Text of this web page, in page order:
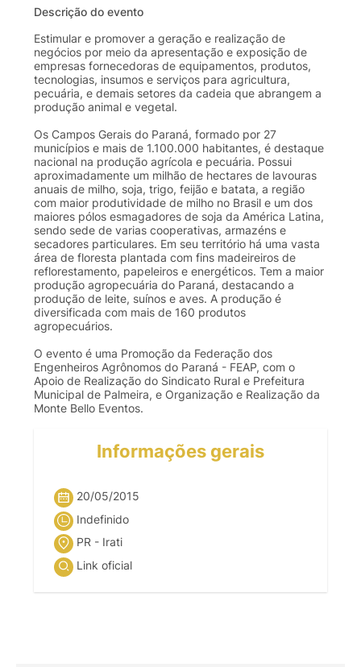
Descrição do evento
Estimular e promover a geração e realização de
negócios por meio da apresentação e exposição de
empresas fornecedoras de equipamentos, produtos,
tecnologias, insumos e serviços para agricultura,
pecuária, e demais setores da cadeia que abrangem a
produção animal e vegetal.
Os Campos Gerais do Paraná, formado por 27
municípios e mais de 1.100.000 habitantes, é destaque
nacional na produção agrícola e pecuária. Possui
aproximadamente um milhão de hectares de lavouras
anuais de milho, soja, trigo, feijão e batata, a região
com maior produtividade de milho no Brasil e um dos
maiores pólos esmagadores de soja da América Latina,
sendo sede de varias cooperativas, armazéns e
secadores particulares. Em seu território há uma vasta
área de floresta plantada com fins madeireiros de
reflorestamento, papeleiros e energéticos. Tem a maior
produção agropecuária do Paraná, destacando a
produção de leite, suínos e aves. A produção é
diversificada com mais de 160 produtos
agropecuários.
O evento é uma Promoção da Federação dos
Engenheiros Agrônomos do Paraná - FEAP, com o
Apoio de Realização do Sindicato Rural e Prefeitura
Municipal de Palmeira, e Organização e Realização da
Monte Bello Eventos.
Informações gerais
20/05/2015
Indefinido
PR - Irati
Link oficial